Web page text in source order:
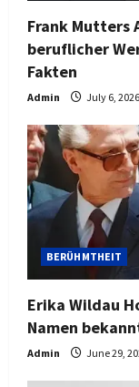
Frank Mutters
beruflicher
Fakten
Admin July 6, 2026
BERÜHMTHEIT
Erika Wildau
Namen
Admin June 29,